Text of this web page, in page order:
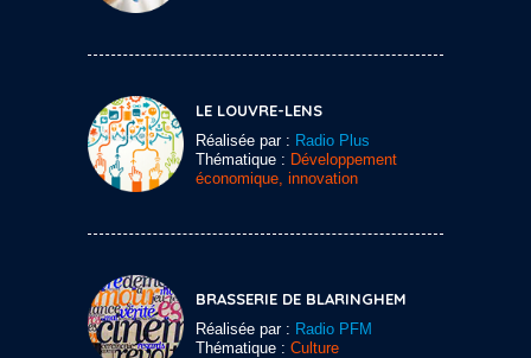
LE LOUVRE-LENS
Réalisée par : Radio Plus
Thématique : Développement
économique, innovation
BRASSERIE DE BLARINGHEM
Réalisée par : Radio PFM
Thématique : Culture